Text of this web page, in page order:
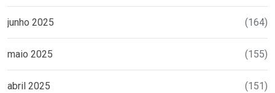
junho 2025 (164)
maio 2025 (155)
abril 2025 (151)